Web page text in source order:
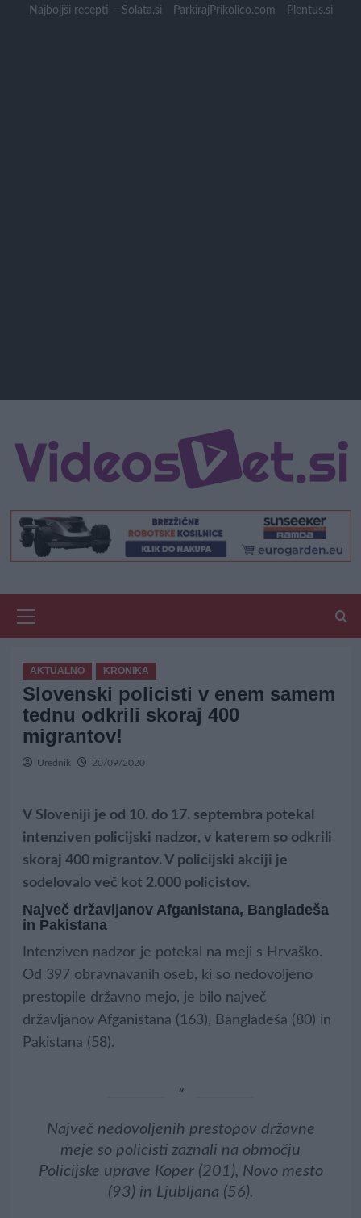
Najboljši recepti – Solata.si ParkirajPrikolico.com Plentus.si
Menu
AKTUALNO KRONIKA
Slovenski policisti v enem samem
tednu odkrili skoraj 400
migrantov!
Urednik 20/09/2020
V Sloveniji je od 10. do 17. septembra potekal
intenziven policijski nadzor, v katerem so odkrili
skoraj 400 migrantov. V policijski akciji je
sodelovalo več kot 2.000 policistov.
Največ državljanov Afganistana, Bangladeša
in Pakistana
Intenziven nadzor je potekal na meji s Hrvaško.
Od 397 obravnavanih oseb, ki so nedovoljeno
prestopile državno mejo, je bilo največ
državljanov Afganistana (163), Bangladeša (80) in
Pakistana (58).
Največ nedovoljenih prestopov državne
meje so policisti zaznali na območju
Policijske uprave Koper (201), Novo mesto
(93) in Ljubljana (56).